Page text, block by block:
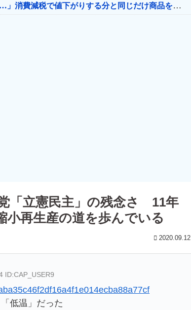
【消費税率1％】 「下げるのが筋なんですけど…」消費減税で値下がりする分と同じだけ商品を値上げして店頭価格を変えない店も
「立憲民主」の残念さ 11年
小再生産の道を歩んでいる
2020.09.12
ID:CAP_USER9
低温」だった